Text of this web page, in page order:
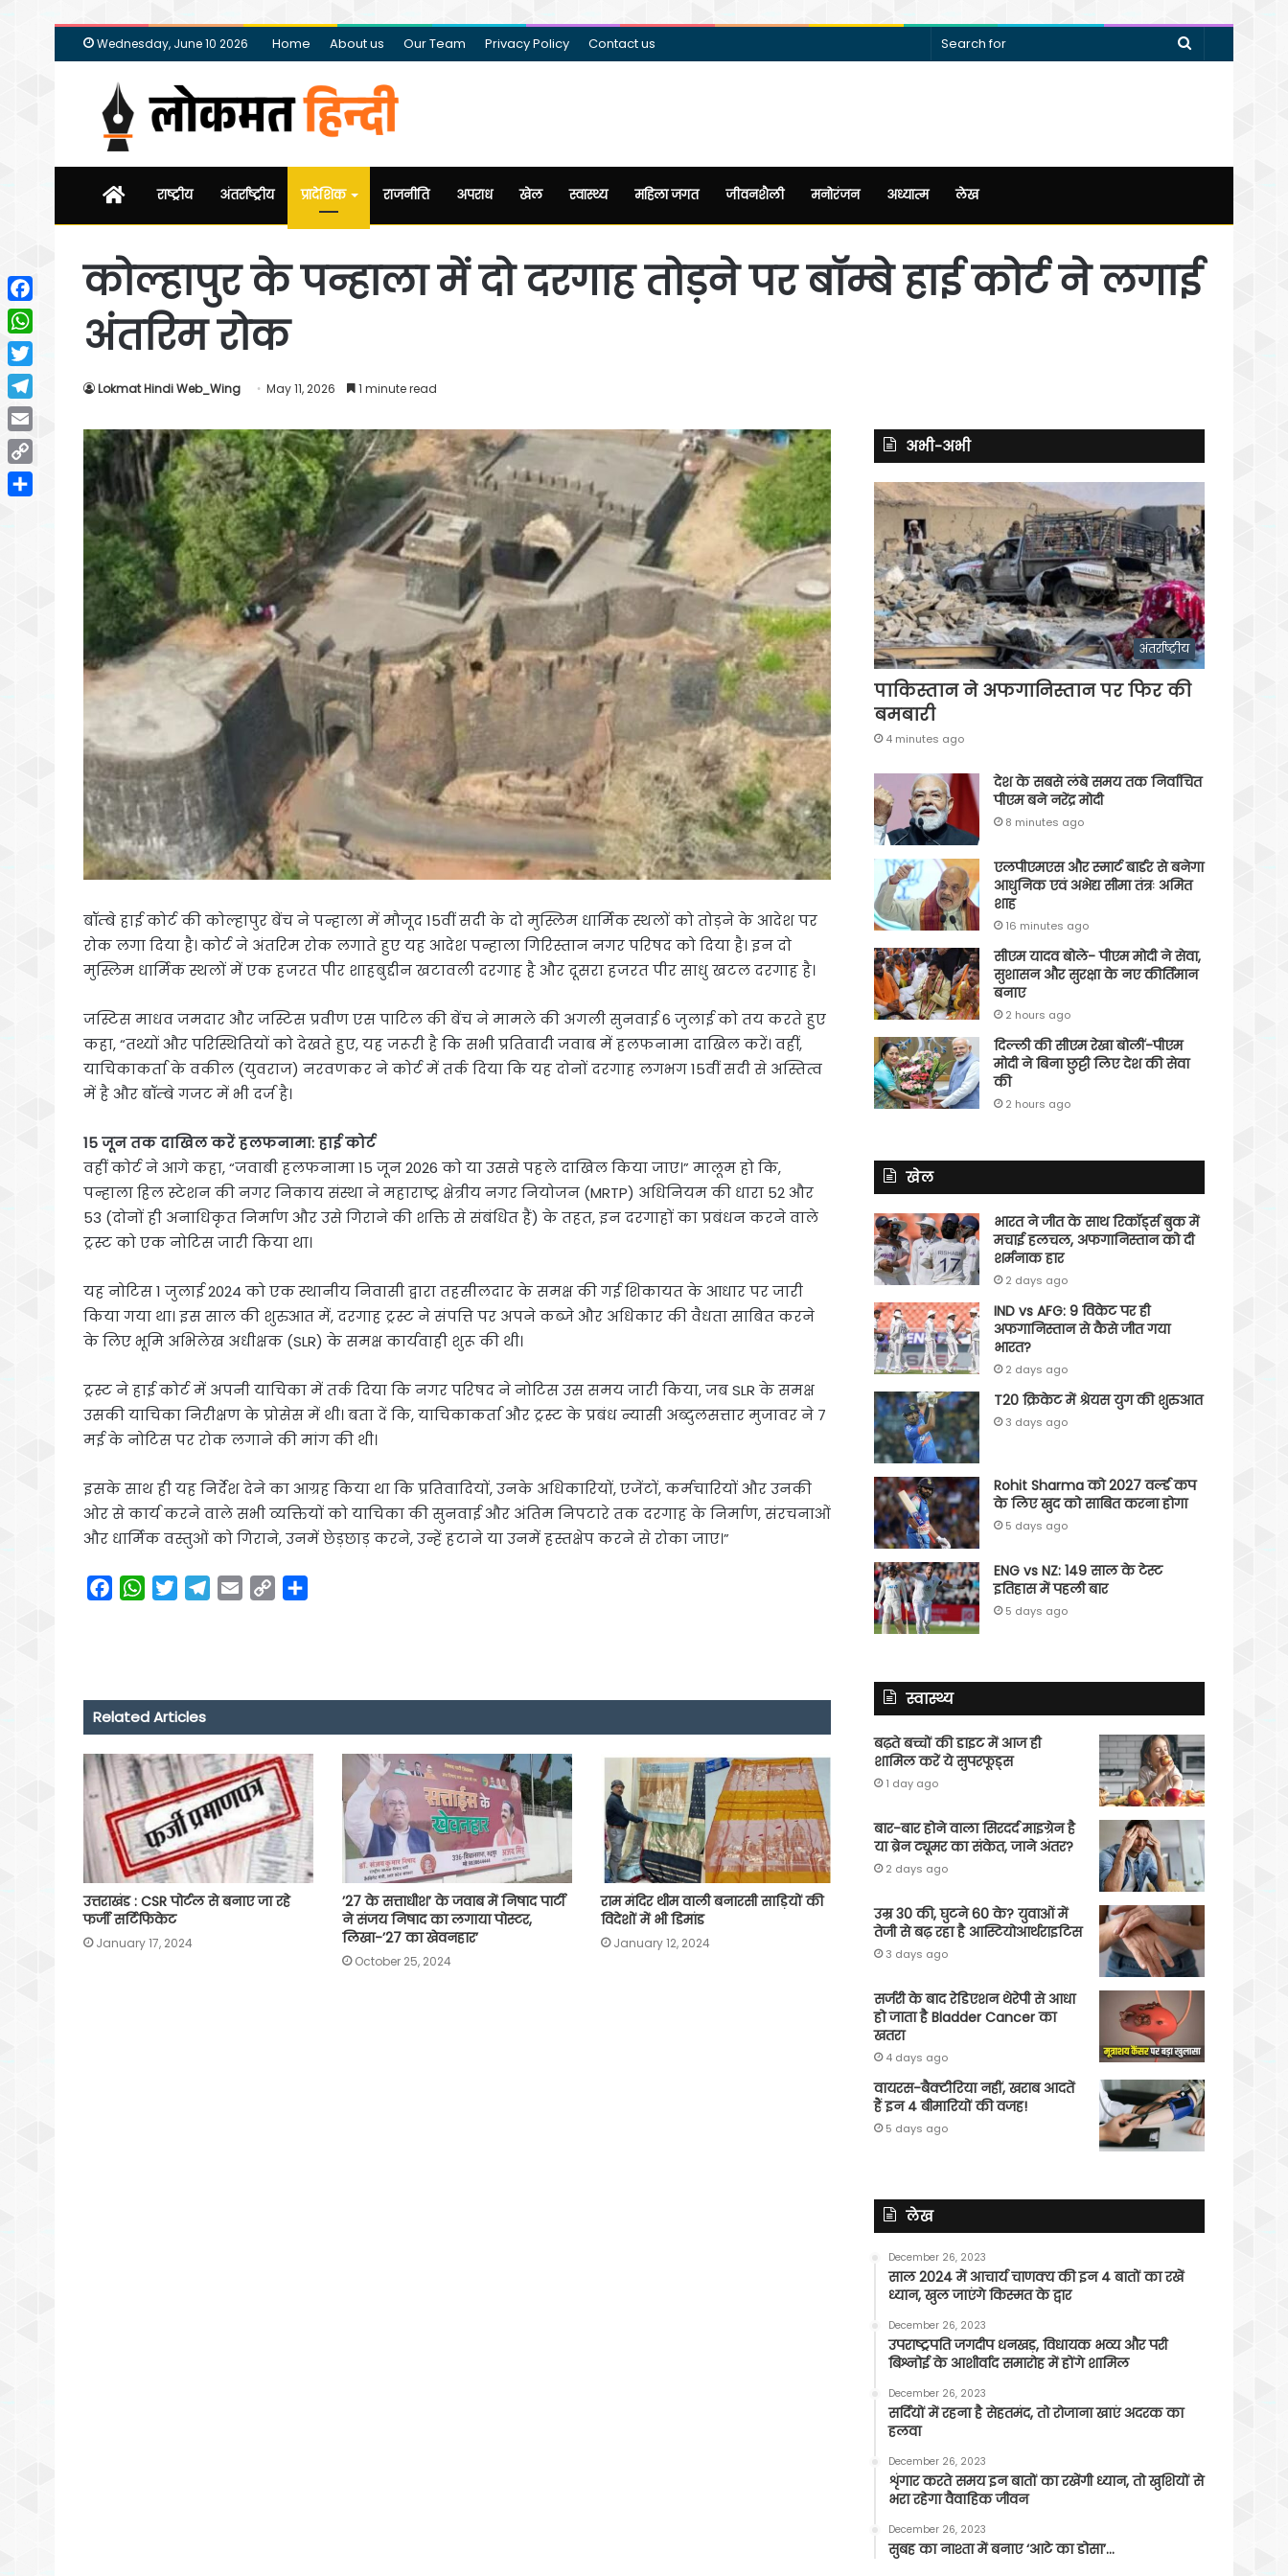
Wednesday, June 10 2026 Home About us Our Team Privacy Policy Contact us
Search
Homeराष्ट्रीय अंतर्राष्ट्रीय प्रादेशिक राजनीति अपराध खेल स्वास्थ्य महिला जगत जीवनशैली मनोरंजन अध्यात्म लेख
कोल्हापुर के पन्हाला में दो दरगाह तोड़ने पर बॉम्बे हाई कोर्ट ने लगाई
अंतरिम रोक
Lokmat Hindi Web_Wing May 11, 2026 1 minute read
बॉम्बे हाई कोर्ट की कोल्हापुर बेंच ने पन्हाला में मौजूद 15वीं सदी के दो मुस्लिम धार्मिक स्थलों को तोड़ने के आदेश पर
रोक लगा दिया है। कोर्ट ने अंतरिम रोक लगाते हुए यह आदेश पन्हाला गिरिस्तान नगर परिषद को दिया है। इन दो
मुस्लिम धार्मिक स्थलों में एक हजरत पीर शाहबुद्दीन खटावली दरगाह है और दूसरा हजरत पीर साधु खटल दरगाह है।
जस्टिस माधव जमदार और जस्टिस प्रवीण एस पाटिल की बेंच ने मामले की अगली सुनवाई 6 जुलाई को तय करते हुए
कहा, “तथ्यों और परिस्थितियों को देखते हुए, यह जरूरी है कि सभी प्रतिवादी जवाब में हलफनामा दाखिल करें। वहीं,
याचिकाकर्ता के वकील (युवराज) नरवणकर ने कोर्ट में तर्क दिया कि यह दोनों दरगाह लगभग 15वीं सदी से अस्तित्व
में है और बॉम्बे गजट में भी दर्ज है।
15 जून तक दाखिल करें हलफनामा: हाई कोर्ट
वहीं कोर्ट ने आगे कहा, “जवाबी हलफनामा 15 जून 2026 को या उससे पहले दाखिल किया जाए।” मालूम हो कि,
पन्हाला हिल स्टेशन की नगर निकाय संस्था ने महाराष्ट्र क्षेत्रीय नगर नियोजन (MRTP) अधिनियम की धारा 52 और
53 (दोनों ही अनाधिकृत निर्माण और उसे गिराने की शक्ति से संबंधित हैं) के तहत, इन दरगाहों का प्रबंधन करने वाले
ट्रस्ट को एक नोटिस जारी किया था।
यह नोटिस 1 जुलाई 2024 को एक स्थानीय निवासी द्वारा तहसीलदार के समक्ष की गई शिकायत के आधार पर जारी
किया गया था। इस साल की शुरुआत में, दरगाह ट्रस्ट ने संपत्ति पर अपने कब्जे और अधिकार की वैधता साबित करने
के लिए भूमि अभिलेख अधीक्षक (SLR) के समक्ष कार्यवाही शुरू की थी।
ट्रस्ट ने हाई कोर्ट में अपनी याचिका में तर्क दिया कि नगर परिषद ने नोटिस उस समय जारी किया, जब SLR के समक्ष
उसकी याचिका निरीक्षण के प्रोसेस में थी। बता दें कि, याचिकाकर्ता और ट्रस्ट के प्रबंध न्यासी अब्दुलसत्तार मुजावर ने 7
मई के नोटिस पर रोक लगाने की मांग की थी।
इसके साथ ही यह निर्देश देने का आग्रह किया था कि प्रतिवादियों, उनके अधिकारियों, एजेंटों, कर्मचारियों और उनकी
ओर से कार्य करने वाले सभी व्यक्तियों को याचिका की सुनवाई और अंतिम निपटारे तक दरगाह के निर्माण, संरचनाओं
और धार्मिक वस्तुओं को गिराने, उनमें छेड़छाड़ करने, उन्हें हटाने या उनमें हस्तक्षेप करने से रोका जाए।”
o
o
k
W
A
p
p
e
r
a
m
n
k
Related Articles
उत्तराखंड : CSR पोर्टल से बनाए जा रहे
फर्जी सर्टिफिकेट
January 17, 2024
’27 के सत्ताधीश’ के जवाब में निषाद पार्टी
ने संजय निषाद का लगाया पोस्टर,
लिखा-’27 का खेवनहार’
October 25, 2024
राम मंदिर थीम वाली बनारसी साड़ियों की
विदेशों में भी डिमांड
January 12, 2024
अभी-अभी
अंतर्राष्ट्रीय
पाकिस्तान ने अफगानिस्तान पर फिर की
बमबारी
4 minutes ago
देश के सबसे लंबे समय तक निर्वाचित
पीएम बने नरेंद्र मोदी
8 minutes ago
एलपीएमएस और स्मार्ट बार्डर से बनेगा
आधुनिक एवं अभेद्य सीमा तंत्रः अमित
शाह
16 minutes ago
सीएम यादव बोले- पीएम मोदी ने सेवा,
सुशासन और सुरक्षा के नए कीर्तिमान
बनाए
2 hours ago
दिल्ली की सीएम रेखा बोलीं-पीएम
मोदी ने बिना छुट्टी लिए देश की सेवा
की
2 hours ago
खेल
भारत ने जीत के साथ रिकॉर्ड्स बुक में
मचाई हलचल, अफगानिस्तान को दी
शर्मनाक हार
2 days ago
IND vs AFG: 9 विकेट पर ही
अफगानिस्तान से कैसे जीत गया
भारत?
2 days ago
T20 क्रिकेट में श्रेयस युग की शुरुआत
3 days ago
Rohit Sharma को 2027 वर्ल्‍ड कप
के लिए खुद को साबित करना होगा
5 days ago
ENG vs NZ: 149 साल के टेस्‍ट
इतिहास में पहली बार
5 days ago
स्वास्थ्य
बढ़ते बच्चों की डाइट में आज ही
शामिल करें ये सुपरफूड्स
1 day ago
बार-बार होने वाला सिरदर्द माइग्रेन है
या ब्रेन ट्यूमर का संकेत, जाने अंतर?
2 days ago
उम्र 30 की, घुटने 60 के? युवाओं में
तेजी से बढ़ रहा है आस्टियोआर्थराइटिस
3 days ago
सर्जरी के बाद रेडिएशन थेरेपी से आधा
हो जाता है Bladder Cancer का
खतरा
4 days ago
वायरस-बैक्टीरिया नहीं, खराब आदतें
हैं इन 4 बीमारियों की वजह!
5 days ago
लेख
December 26, 2023
साल 2024 में आचार्य चाणक्य की इन 4 बातों का रखें
ध्यान, खुल जाएंगे किस्मत के द्वार
December 26, 2023
उपराष्ट्रपति जगदीप धनखड़, विधायक भव्य और परी
बिश्नोई के आशीर्वाद समारोह में होंगे शामिल
December 26, 2023
सर्दियों में रहना है सेहतमंद, तो रोजाना खाएं अदरक का
हलवा
December 26, 2023
शृंगार करते समय इन बातों का रखेंगी ध्यान, तो खुशियों से
भरा रहेगा वैवाहिक जीवन
December 26, 2023
सुबह का नाश्ता में बनाए ‘आटे का डोसा’…
Facebook
WhatsApp
Twitter
Telegram
Email
Copy
Link